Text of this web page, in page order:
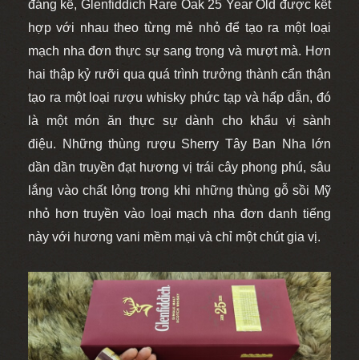
đáng kể, Glenfiddich Rare Oak 25 Year Old được kết
hợp với nhau theo từng mẻ nhỏ để tạo ra một loại
mạch nha đơn thực sự sang trọng và mượt mà. Hơn
hai thập kỷ rưỡi qua quá trình trưởng thành cẩn thận
tạo ra một loại rượu whisky phức tạp và hấp dẫn, đó
là một món ăn thực sự dành cho khẩu vị sành
điệu. Những thùng rượu Sherry Tây Ban Nha lớn
dần dần truyền đạt hương vị trái cây phong phú, sâu
lắng vào chất lỏng trong khi những thùng gỗ sồi Mỹ
nhỏ hơn truyền vào loại mạch nha đơn danh tiếng
này với hương vani mềm mại và chỉ một chút gia vị.